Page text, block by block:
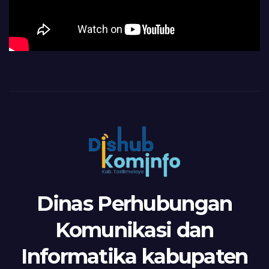
Dinas Perhubungan
Komunikasi dan
Informatika kabupaten